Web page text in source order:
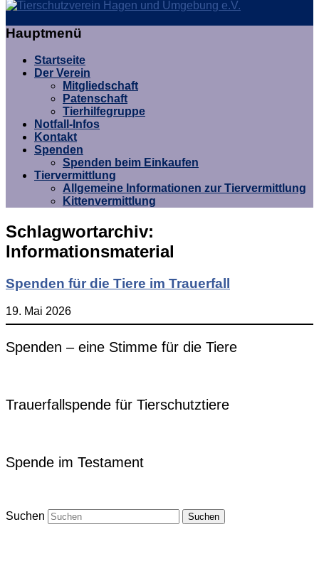
Tierschutzverein Hagen und
Umgebung e.V.
Hauptmenü
Startseite
Der Verein
Mitgliedschaft
Patenschaft
Tierhilfegruppe
Notfall-Infos
Kontakt
Spenden
Spenden beim Einkaufen
Tiervermittlung
Allgemeine Informationen zur Tiervermittlung
Kittenvermittlung
Schlagwortarchiv:
Informationsmaterial
Spenden für die Tiere im Trauerfall
19. Mai 2026
Spenden – eine Stimme für die Tiere
Trauerfallspende für Tierschutztiere
Spende im Testament
Suchen